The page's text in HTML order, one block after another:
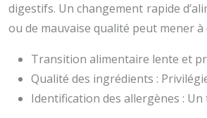
digestifs. Un changement rapide
ou de mauvaise qualité peut mener
Transition alimentaire lente et
Qualité des ingrédients :
Identification des allergènes :